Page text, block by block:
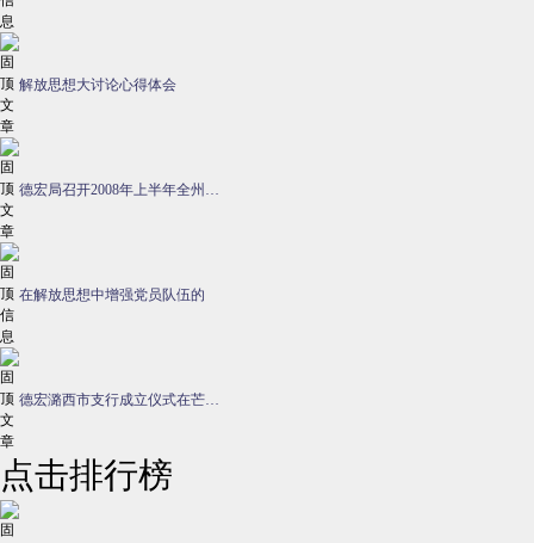
解放思想大讨论心得体会
德宏局召开2008年上半年全州…
在解放思想中增强党员队伍的
德宏潞西市支行成立仪式在芒…
点击排行榜